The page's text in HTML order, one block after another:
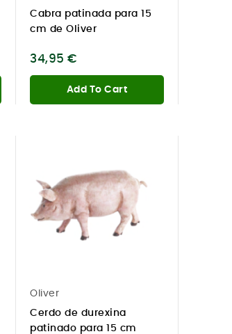
Cabra patinada para 15
cm de Oliver
34,95 €
Add To Cart
Oliver
Cerdo de durexina
patinado para 15 cm